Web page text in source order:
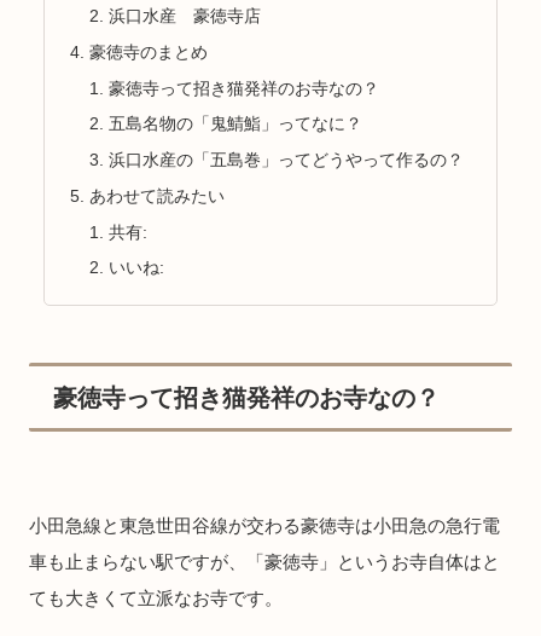
浜口水産 豪徳寺店
豪徳寺のまとめ
豪徳寺って招き猫発祥のお寺なの？
五島名物の「鬼鯖鮨」ってなに？
浜口水産の「五島巻」ってどうやって作るの？
あわせて読みたい
共有:
いいね:
豪徳寺って招き猫発祥のお寺なの？
小田急線と東急世田谷線が交わる豪徳寺は小田急の急行電
車も止まらない駅ですが、「豪徳寺」というお寺自体はと
ても大きくて立派なお寺です。